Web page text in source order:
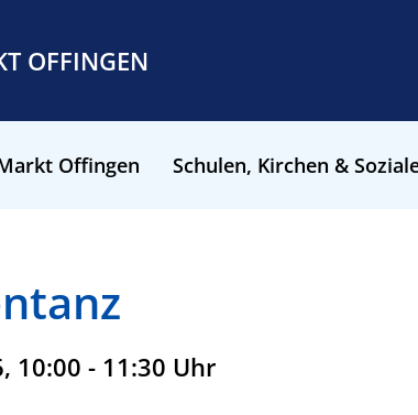
OFFINGEN
Offingen Schulen, Kirchen &
10:00 - 11:30 Uhr